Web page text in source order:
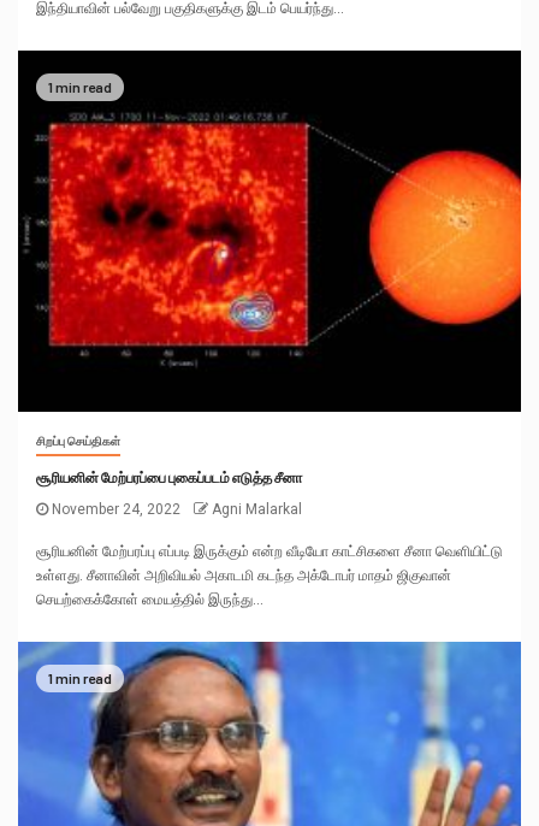
இந்தியாவின் பல்வேறு பகுதிகளுக்கு இடம் பெயர்ந்து...
1 min read
சிறப்பு செய்திகள்
சூரியனின் மேற்பரப்பை புகைப்படம் எடுத்த சீனா
November 24, 2022
Agni Malarkal
சூரியனின் மேற்பரப்பு எப்படி இருக்கும் என்ற வீடியோ காட்சிகளை சீனா வெளியிட்டு
உள்ளது. சீனாவின் அறிவியல் அகாடமி கடந்த அக்டோபர் மாதம் ஜிகுவான்
செயற்கைக்கோள் மையத்தில் இருந்து...
1 min read